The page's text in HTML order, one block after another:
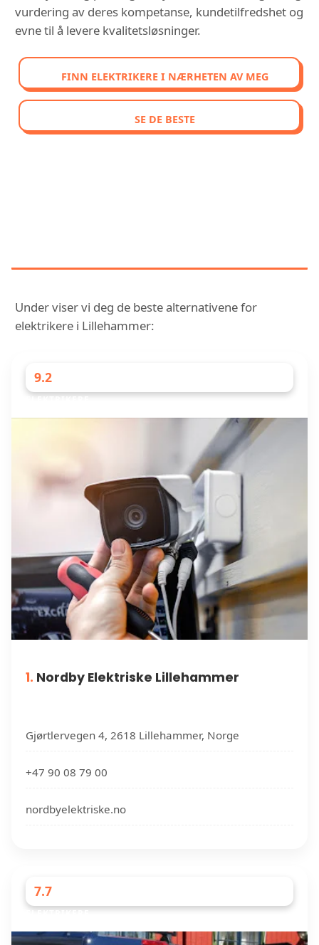
vurdering av deres kompetanse, kundetilfredshet og
evne til å levere kvalitetsløsninger.
FINN ELEKTRIKERE I NÆRHETEN AV MEG
SE DE BESTE
Under viser vi deg de beste alternativene for
elektrikere i Lillehammer:
9.2
1. Nordby Elektriske Lillehammer
Gjørtlervegen 4, 2618 Lillehammer, Norge
+47 90 08 79 00
nordbyelektriske.no
7.7